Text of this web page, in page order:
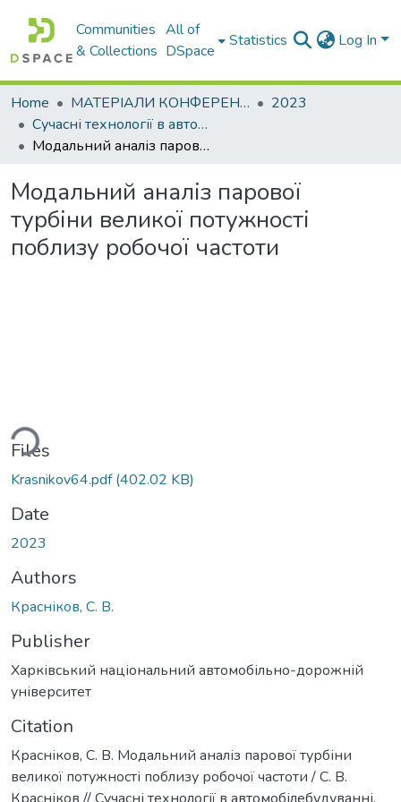
Communities
& Collections
All of
DSpace
Statistics Log In
Home МАТЕРІАЛИ КОНФЕРЕНЦІЙ
2023
Сучасні технології в автомобілебудуванні, транспорті та при підготовці фахівців
Модальний аналіз парової турбіни великої потужності поблизу робочої частоти
Модальний аналіз парової
турбіни великої потужності
поблизу робочої частоти
Files
Krasnikov64.pdf(402.02 KB)
Date
2023
Authors
Красніков, С. В.
Publisher
Харківський національний автомобільно-дорожній
університет
Citation
Красніков, С. В. Модальний аналіз парової турбіни
великої потужності поблизу робочої частоти / С. В.